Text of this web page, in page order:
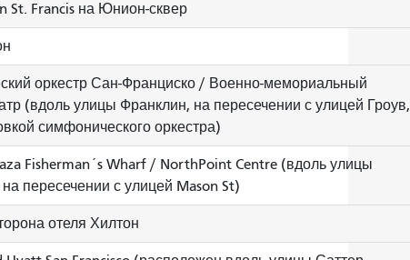
St. Francis на Юнион-сквер
оркестр Сан-Франциско / Военно-мемориальный
(вдоль улицы Франклин, на пересечении с улицей Гроув,
симфонического оркестра)
Fisherman´s Wharf / NorthPoint Centre (вдоль улицы
пересечении с улицей Mason St)
отеля Хилтон